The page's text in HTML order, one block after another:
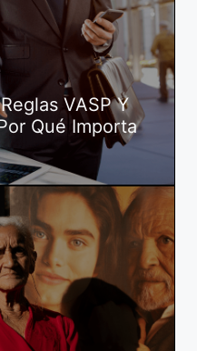
VASP Y
Qué Importa